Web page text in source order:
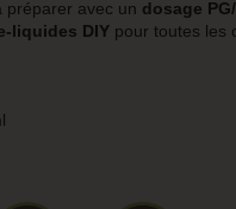
préparer avec un dosage
liquides DIY pour toutes les